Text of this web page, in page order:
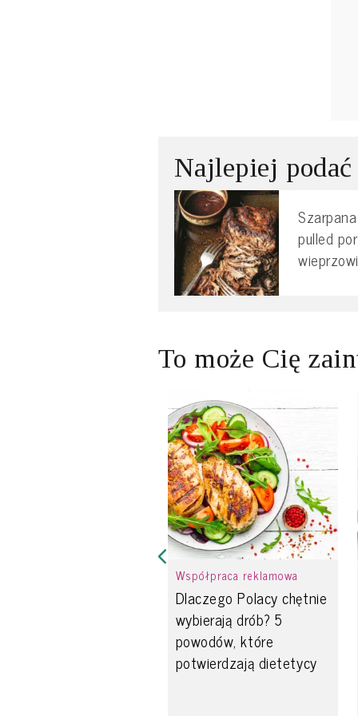
Najlepiej podać
pulled
To może Cię
Współpraca reklamowa
Dlaczego Polacy chętnie
wybierają drób? 5
powodów, które
potwierdzają dietetycy